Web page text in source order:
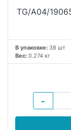
TG/A04/
В упаковке: 38 шт
Вес: 0.274 кг
−